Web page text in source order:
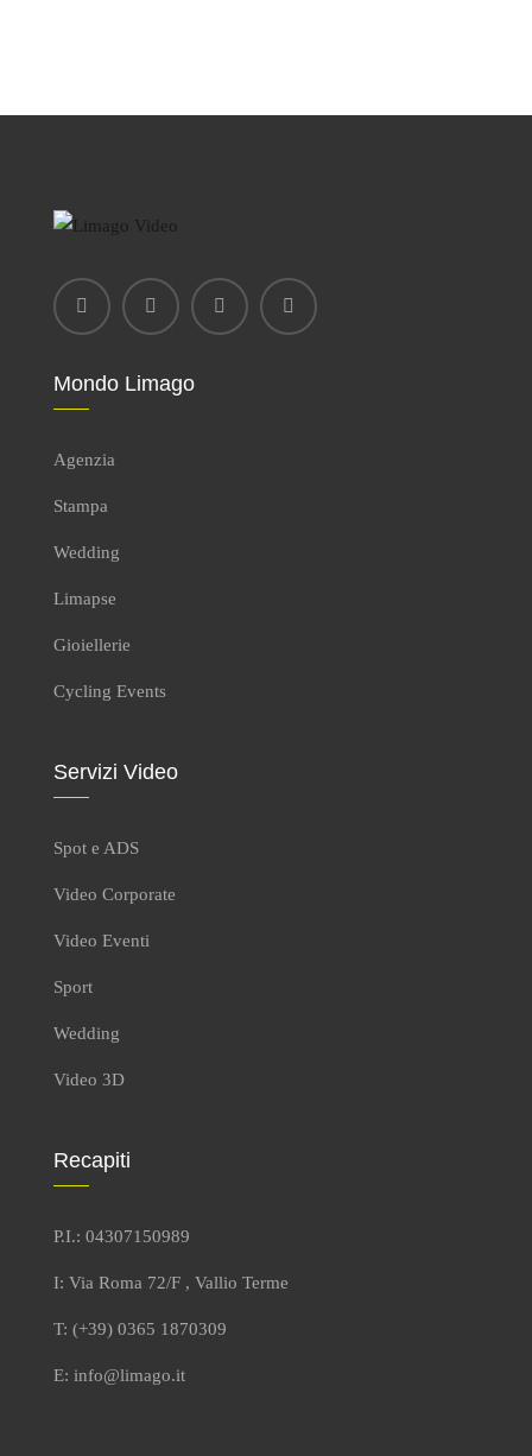
Mondo Limago
Agenzia
Stampa
Wedding
Limapse
Gioiellerie
Cycling Events
Servizi Video
Spot e ADS
Video Corporate
Video Eventi
Sport
Wedding
Video 3D
Recapiti
P.I.: 04307150989
I: Via Roma 72/F , Vallio Terme
T: (+39) 0365 1870309
E: info@limago.it